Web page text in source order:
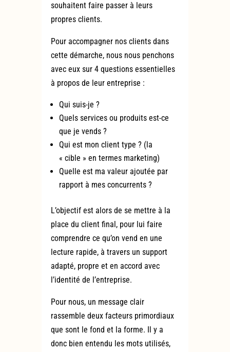
souhaitent faire passer à leurs
propres clients.
Pour accompagner nos clients dans
cette démarche, nous nous penchons
avec eux sur 4 questions essentielles
à propos de leur entreprise :
Qui suis-je ?
Quels services ou produits est-ce
que je vends ?
Qui est mon client type ? (la
« cible » en termes marketing)
Quelle est ma valeur ajoutée par
rapport à mes concurrents ?
L’objectif est alors de se mettre à la
place du client final, pour lui faire
comprendre ce qu’on vend en une
lecture rapide, à travers un support
adapté, propre et en accord avec
l’identité de l’entreprise.
Pour nous, un message clair
rassemble deux facteurs primordiaux
que sont le fond et la forme. Il y a
donc bien entendu les mots utilisés,